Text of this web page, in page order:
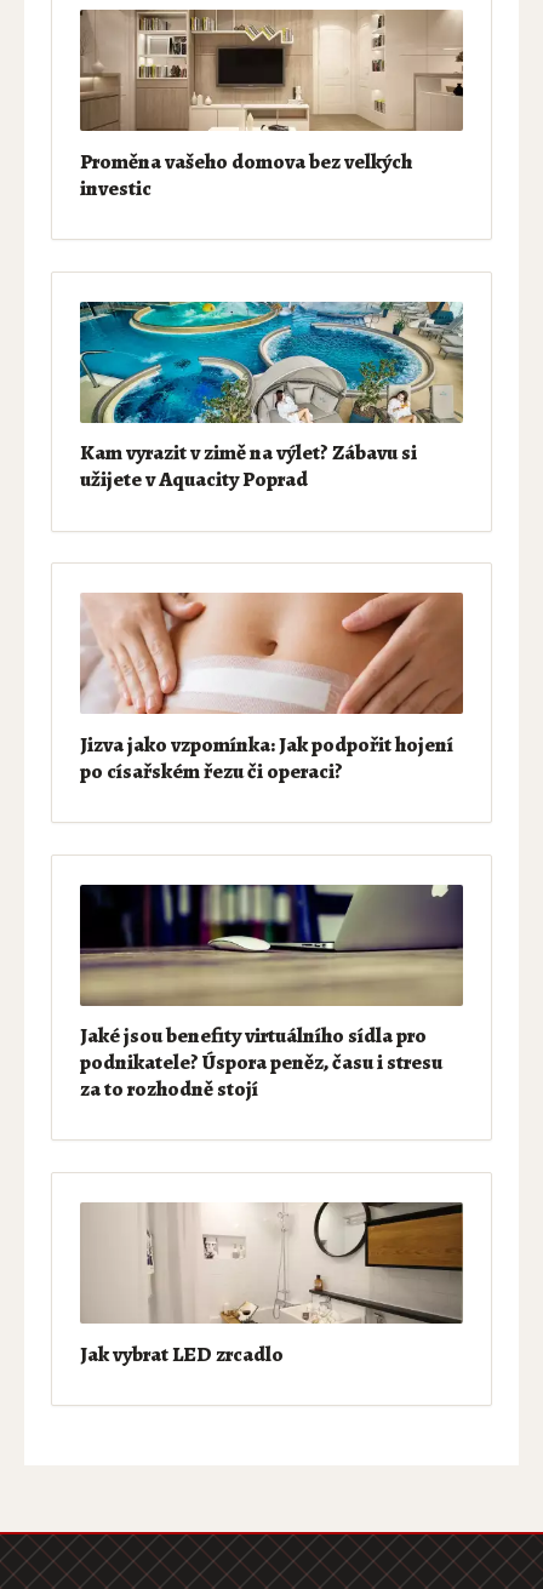
Proměna vašeho domova bez velkých
investic
Kam vyrazit v zimě na výlet? Zábavu si
užijete v Aquacity Poprad
Jizva jako vzpomínka: Jak podpořit hojení
po císařském řezu či operaci?
Jaké jsou benefity virtuálního sídla pro
podnikatele? Úspora peněz, času i stresu
za to rozhodně stojí
Jak vybrat LED zrcadlo